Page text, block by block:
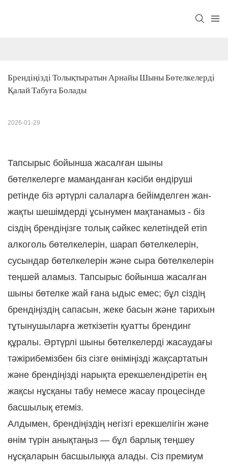
Брендіңізді Толықтыратын Арнайы Шыны Бөтелкелерді
Қалай Табуға Болады
2026-01-29
Тапсырыс бойынша жасалған шыны
бөтелкелерге маманданған кәсіби өндіруші
ретінде біз әртүрлі салаларға бейімделген жан-
жақты шешімдерді ұсынумен мақтанамыз - біз
сіздің брендіңізге толық сәйкес келетіндей етіп
алкоголь бөтелкелерін, шарап бөтелкелерін,
сусындар бөтелкелерін және сыра бөтелкелерін
теңшей аламыз. Тапсырыс бойынша жасалған
шыны бөтелке жай ғана ыдыс емес; бұл сіздің
брендіңіздің сапасын, жеке басын және тарихын
тұтынушыларға жеткізетін қуатты брендинг
құралы. Әртүрлі шыны бөтелкелерді жасаудағы
тәжірибемізбен біз сізге өніміңізді жақсартатын
және брендіңізді нарықта ерекшелендіретін ең
жақсы нұсқаны табу немесе жасау процесінде
басшылық етеміз.
Алдымен, брендіңіздің негізгі ерекшелігін және
өнім түрін анықтаңыз — бұл барлық теңшеу
нұсқаларын басшылыққа алады. Сіз премиум